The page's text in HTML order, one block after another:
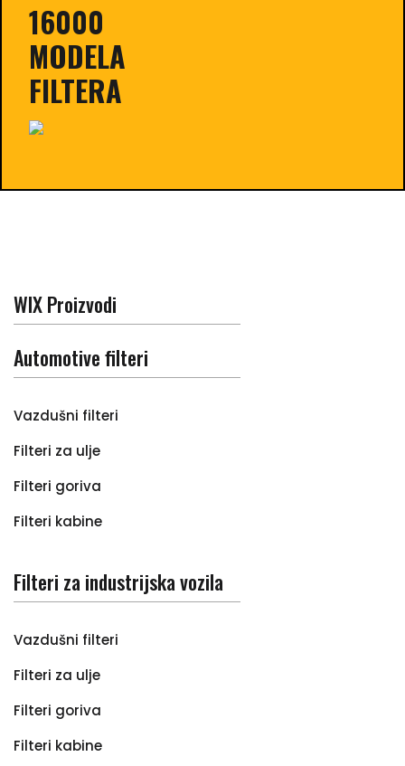
16000
MODELA
FILTERA
WIX Proizvodi
Automotive filteri
Vazdušni filteri
Filteri za ulje
Filteri goriva
Filteri kabine
Filteri za industrijska vozila
Vazdušni filteri
Filteri za ulje
Filteri goriva
Filteri kabine